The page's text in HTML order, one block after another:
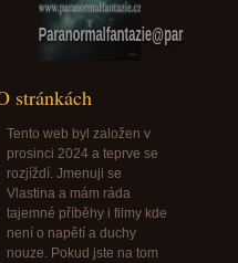
stránkách
Tento web byl založen v
prosinci 2024 a teprve se
rozjíždí. Jmenuji se
Vlastina a mám ráda
tajemné příběhy i filmy kde
není o napětí a duchy
nouze. Pokud jste na tom